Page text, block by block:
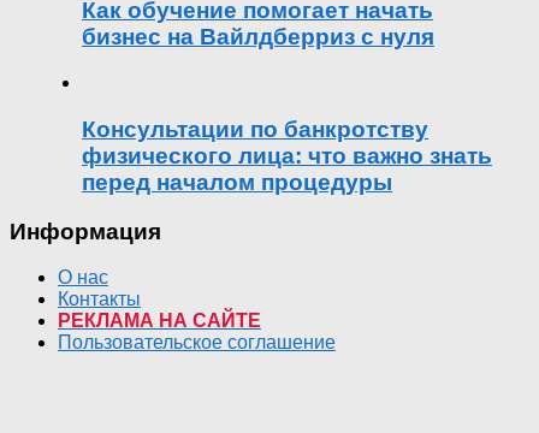
Как обучение помогает начать
бизнес на Вайлдберриз с нуля
Консультации по банкротству
физического лица: что важно знать
перед началом процедуры
Информация
О нас
Контакты
РЕКЛАМА НА САЙТЕ
Пользовательское соглашение